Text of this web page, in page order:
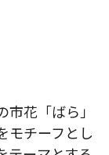
花「ばら」
モチーフとし